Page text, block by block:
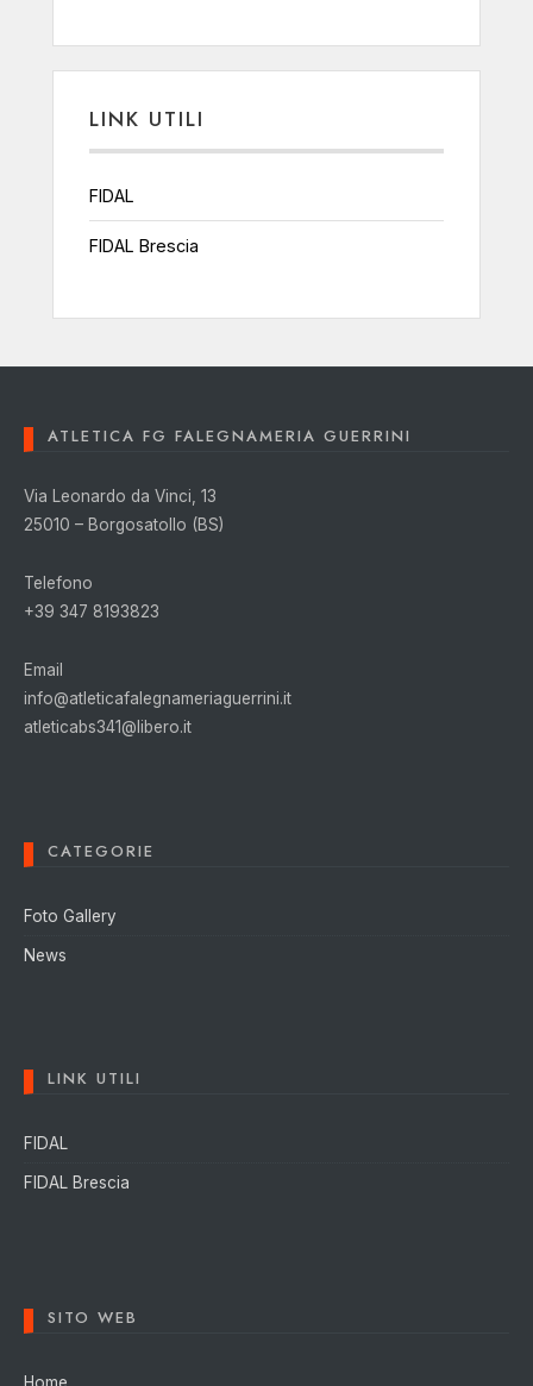
LINK UTILI
FIDAL
FIDAL Brescia
ATLETICA FG FALEGNAMERIA GUERRINI
Via Leonardo da Vinci, 13
25010 – Borgosatollo (BS)
Telefono
+39 347 8193823
Email
info@atleticafalegnameriaguerrini.it
atleticabs341@libero.it
CATEGORIE
Foto Gallery
News
LINK UTILI
FIDAL
FIDAL Brescia
SITO WEB